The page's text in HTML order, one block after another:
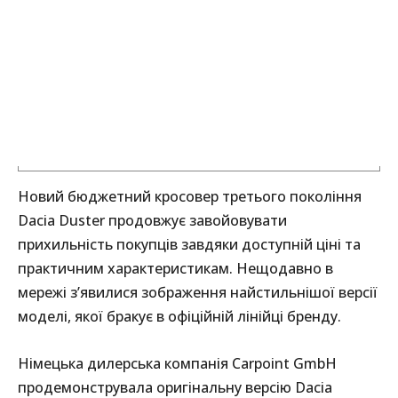
Новий бюджетний кросовер третього покоління
Dacia Duster продовжує завойовувати
прихильність покупців завдяки доступній ціні та
практичним характеристикам. Нещодавно в
мережі з’явилися зображення найстильнішої версії
моделі, якої бракує в офіційній лінійці бренду.
Німецька дилерська компанія Carpoint GmbH
продемонструвала оригінальну версію Dacia